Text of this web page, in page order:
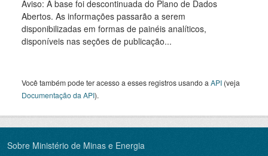
Aviso: A base foi descontinuada do Plano de Dados
Abertos. As informações passarão a serem
disponibilizadas em formas de painéis analíticos,
disponíveis nas seções de publicação...
Você também pode ter acesso a esses registros usando a API (veja
Documentação da API).
Sobre Ministério de Minas e Energia